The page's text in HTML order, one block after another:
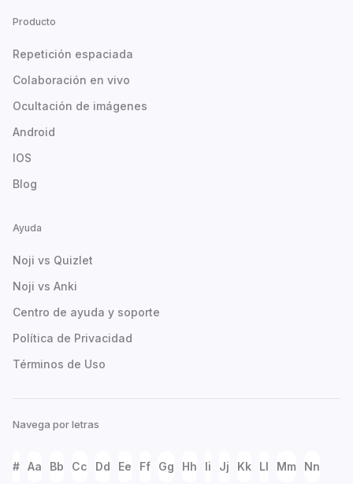
Producto
Repetición espaciada
Colaboración en vivo
Ocultación de imágenes
Android
IOS
Blog
Ayuda
Noji vs Quizlet
Noji vs Anki
Centro de ayuda y soporte
Política de Privacidad
Términos de Uso
Navega por letras
# Aa Bb Cc Dd Ee Ff Gg Hh Ii Jj Kk Ll Mm Nn